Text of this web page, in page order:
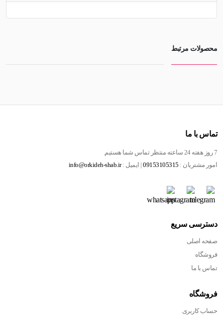
محصولات مرتبط
تماس با ما
7 روز هفته 24 ساعته منتظر تماس شما هستیم.
امور مشتریان : 09153105315 | ایمیل :info@orkideh-shab.ir
دسترسی سریع
صفحه اصلی
فروشگاه
تماس با ما
فروشگاه
حساب کاربری